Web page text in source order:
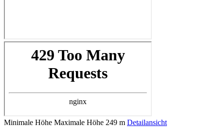
Minimale Höhe Maximale Höhe 249 m Detailansicht